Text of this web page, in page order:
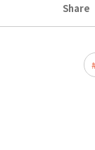
Share